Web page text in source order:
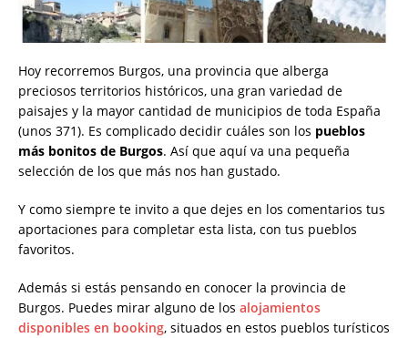
Hoy recorremos Burgos, una provincia que alberga
preciosos territorios históricos, una gran variedad de
paisajes y la mayor cantidad de municipios de toda España
(unos 371). Es complicado decidir cuáles son los pueblos
más bonitos de Burgos. Así que aquí va una pequeña
selección de los que más nos han gustado.
Y como siempre te invito a que dejes en los comentarios tus
aportaciones para completar esta lista, con tus pueblos
favoritos.
Además si estás pensando en conocer la provincia de
Burgos. Puedes mirar alguno de los alojamientos
disponibles en booking, situados en estos pueblos turísticos